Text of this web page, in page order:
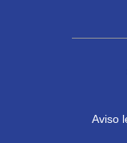
Aviso